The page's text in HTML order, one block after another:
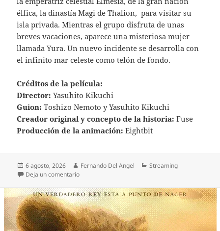
élfica, la dinastía Magi de Thalion, para visitar su
isla privada. Mientras el grupo disfruta de unas
breves vacaciones, aparece una misteriosa mujer
llamada Yura. Un nuevo incidente se desarrolla con
el infinito mar celeste como telón de fondo.
Créditos de la película:
Director:Yasuhito Kikuchi
Guion:Toshizo Nemoto y Yasuhito Kikuchi
Creador original y concepto de la historia:Fuse
Producción de la animación:Eightbit
Publicado
el
6 agosto, 2026 Autor
Fernando Del Angel Categorías
Streaming
Deja un comentarioen THAT TIME I GOT REINCARNATED AS A SLIME